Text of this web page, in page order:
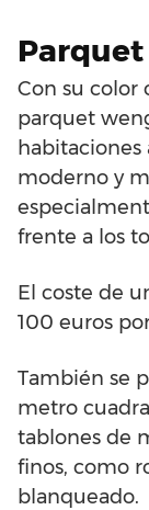
Con su color
parquet
habitaciones
moderno y
frente a los
El coste de
100 euros
También se
metro
tablones de
finos, como
blanqueado.